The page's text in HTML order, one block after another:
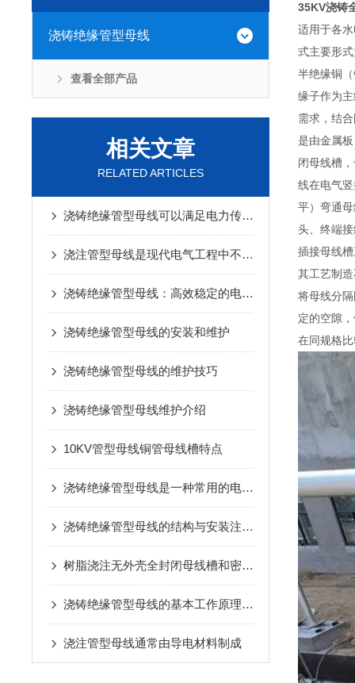
浇铸绝缘管型母线
查看全部产品
相关文章
RELATED ARTICLES
浇铸绝缘管型母线可以满足电力传输的要求
浇注管型母线是现代电气工程中不可少的一部分
浇铸绝缘管型母线：高效稳定的电力传输解决方案
浇铸绝缘管型母线的安装和维护
浇铸绝缘管型母线的维护技巧
浇铸绝缘管型母线维护介绍
10KV管型母线铜管母线槽特点
浇铸绝缘管型母线是一种常用的电力传输和配电系统中的重要组件
浇铸绝缘管型母线的结构与安装注意事项说明
树脂浇注无外壳全封闭母线槽和密集型母线槽的差异
浇铸绝缘管型母线的基本工作原理解析
浇注管型母线通常由导电材料制成
35KV浇铸
适用于各
式主要形
半绝缘铜
缘子作为
需求，结
是由金属
闭母线槽
线在电气
平）弯通
头、终端
插接母线
其工艺制
将母线分
定的空隙
在同规格